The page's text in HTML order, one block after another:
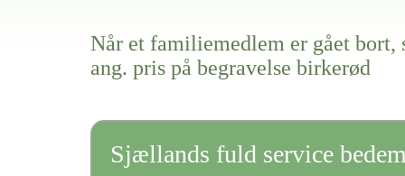
Når et familiemedlem er gået bort,
ang. pris på begravelse birkerød
Sjællands fuld service